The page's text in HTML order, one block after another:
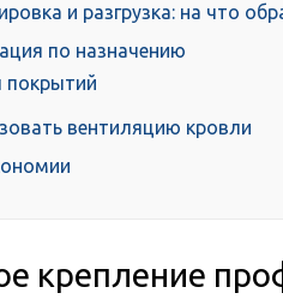
и разгрузка: на что
по назначению
покрытий
вентиляцию кровли
крепление